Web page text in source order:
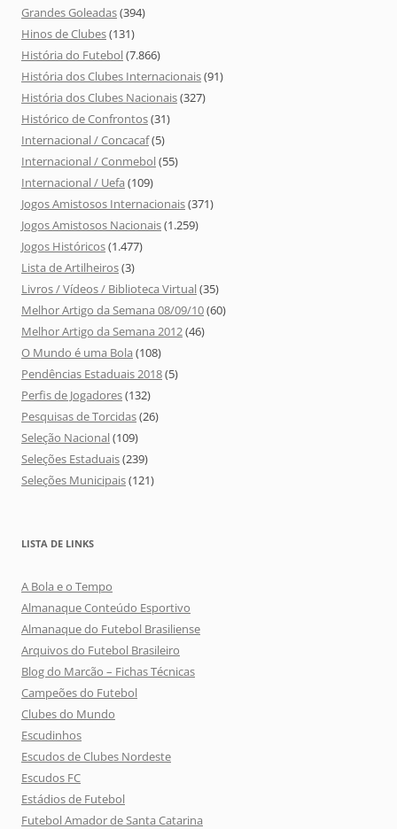
Grandes Goleadas(394)
Hinos de Clubes(131)
História do Futebol(7.866)
História dos Clubes Internacionais(91)
História dos Clubes Nacionais(327)
Histórico de Confrontos(31)
Internacional / Concacaf(5)
Internacional / Conmebol(55)
Internacional / Uefa (109)
Jogos Amistosos Internacionais(371)
Jogos Amistosos Nacionais(1.259)
Jogos Históricos(1.477)
Lista de Artilheiros(3)
Livros / Vídeos / Biblioteca Virtual(35)
Melhor Artigo da Semana 08/09/10(60)
Melhor Artigo da Semana 2012(46)
O Mundo é uma Bola (108)
Pendências Estaduais 2018(5)
Perfis de Jogadores(132)
Pesquisas de Torcidas(26)
Seleção Nacional(109)
Seleções Estaduais(239)
Seleções Municipais(121)
LISTA DE LINKS
A Bola e o Tempo
Almanaque Conteúdo Esportivo
Almanaque do Futebol Brasiliense
Arquivos do Futebol Brasileiro
Blog do Marcão – Fichas Técnicas
Campeões do Futebol
Clubes do Mundo
Escudinhos
Escudos de Clubes Nordeste
Escudos FC
Estádios de Futebol
Futebol Amador de Santa Catarina